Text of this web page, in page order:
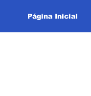
Página Inicial